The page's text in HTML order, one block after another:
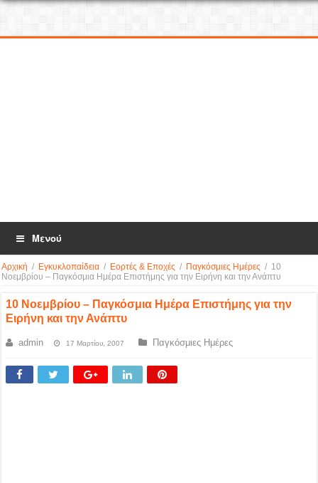
Μενού
Αρχική / Εγκυκλοπαίδεια / Εορτές & Εποχές / Παγκόσμιες Ημέρες / 10
Νοεμβρίου – Παγκόσμια Ημέρα Επιστήμης για την Ειρήνη και την Ανάπτυ
10 Νοεμβρίου – Παγκόσμια Ημέρα Επιστήμης για την
Ειρήνη και την Ανάπτυ
admin 17 Μαρτίου, 2007 Παγκόσμιες Ημέρες